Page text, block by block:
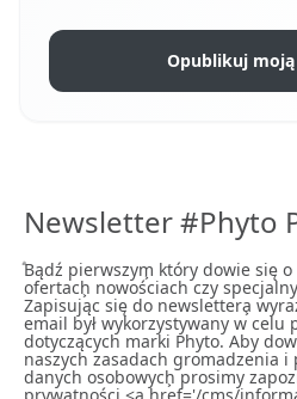
Opublikuj moją
Newsletter #Phyto
ͣBądź pierwszym͕ który dowie się
ofertach͕ nowościach czy
Zapisując się do newslettera͕
email był wykorzystywany w celu
dotyczących marki Phyto. Aby
naszych zasadach gromadzenia
danych osobowych͕ prosimy